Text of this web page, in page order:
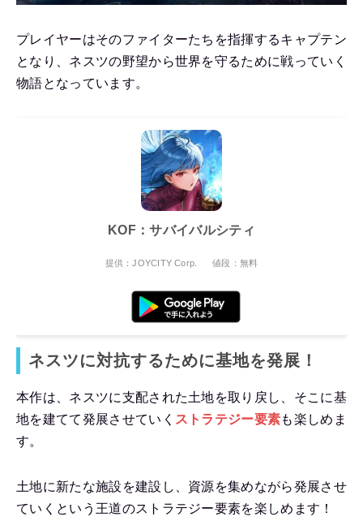
プレイヤーはそのファイターたちを指揮するキャプテン
となり、ネスツの野望から世界を守るために戦っていく
物語となっています。
KOF：サバイバルシティ
提供：JOYCITY Corp. 値段：無料
ネスツに対抗するために基地を発展！
本作は、ネスツに支配された土地を取り戻し、そこに基
地を建てて発展させていく ストラテジー要素も楽しめま
す。
土地に新たな施設を建設し、資源を集めながら発展させ
ていくという王道のストラテジー要素を楽しめます！